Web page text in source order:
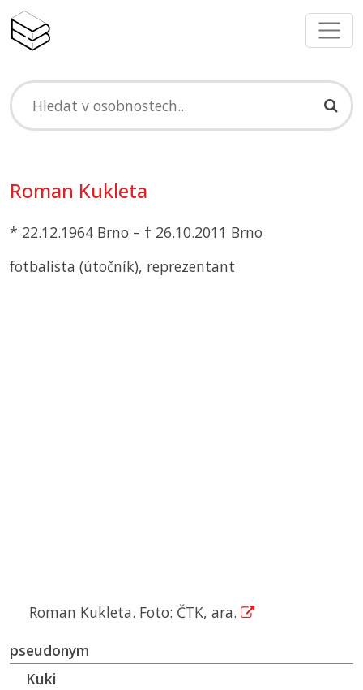
Roman Kukleta
* 22.12.1964 Brno – † 26.10.2011 Brno
fotbalista (útočník), reprezentant
Roman Kukleta. Foto: ČTK, ara.
pseudonym
Kuki